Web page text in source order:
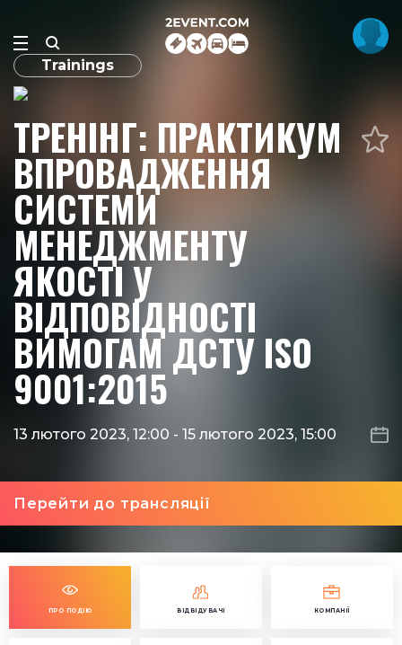
Trainings
ТРЕНІНГ: ПРАКТИКУМ
ВПРОВАДЖЕННЯ
СИСТЕМИ
МЕНЕДЖМЕНТУ
ЯКОСТІ У
ВІДПОВІДНОСТІ
ВИМОГАМ ДСТУ ISO
9001:2015
13 лютого 2023, 12:00 - 15 лютого 2023, 15:00
Перейти до трансляції
ПРО ПОДІЮ ВІДВІДУВАЧІ КОМПАНІЇ